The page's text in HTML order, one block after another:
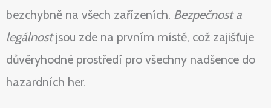
bezchybně na všech zařízeních. Bezpečnost a
legálnostjsou zde na prvním místě, což zajišťuje
důvěryhodné prostředí pro všechny nadšence do
hazardních her.